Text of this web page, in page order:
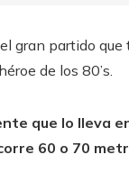
gran partido que
de los 80’s.
que lo lleva
60 o 70